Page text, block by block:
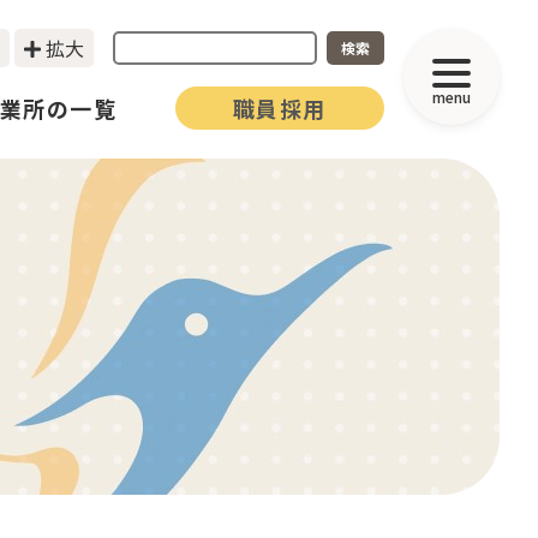
拡大 検索
所の一覧 職員採用 menu